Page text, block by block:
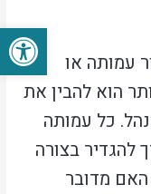
פתח
עמותה או
הוא להבין את
כל עמותה
להגדיר בצורה
מדובר